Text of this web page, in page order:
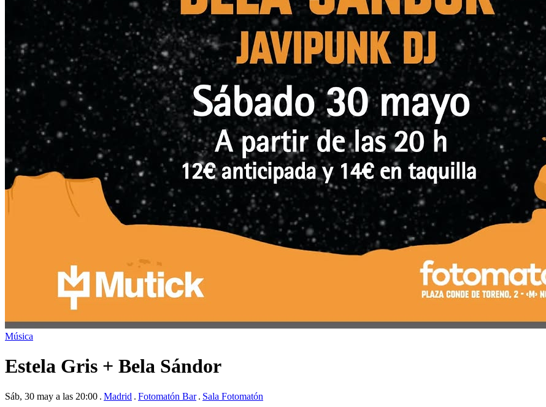
Música
Estela Gris + Bela Sándor
Sáb, 30 may a las 20:00 Madrid Fotomatón Bar Sala Fotomatón